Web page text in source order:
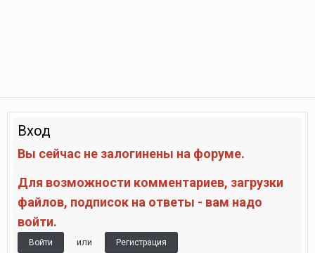
Вход
Вы сейчас не залогинены на форуме.
Для возможности комментариев, загрузки
файлов, подписок на ответы - вам надо
войти.
Войти или Регистрация